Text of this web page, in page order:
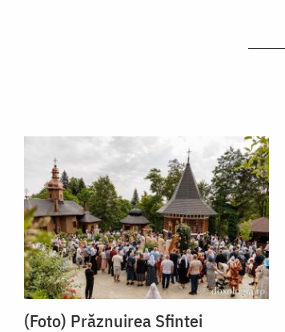
(Foto) Prăznuirea Sfintei